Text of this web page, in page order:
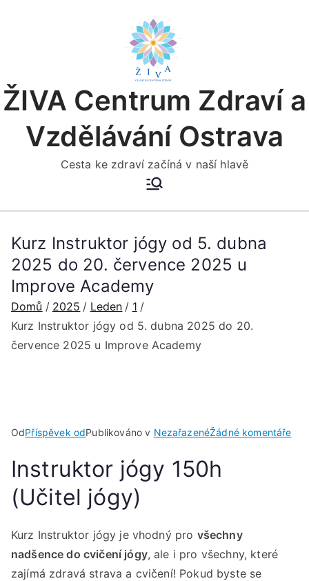
ŽIVA Centrum Zdraví a
Vzdělávání Ostrava
Cesta ke zdraví začíná v naší hlavě
Kurz Instruktor jógy od 5. dubna
2025 do 20. července 2025 u
Improve Academy
Domů 2025 Leden
1
Kurz Instruktor jógy od 5. dubna 2025 do 20.
července 2025 u Improve Academy
OdPříspěvek odPublikováno v NezařazenéŽádné komentářeu
Instruktor jógy 150h
(Učitel jógy)
Kurz Instruktor jógy je vhodný pro všechny
nadšence do cvičení jógy, ale i pro všechny, které
zajímá zdravá strava a cvičení! Pokud byste se